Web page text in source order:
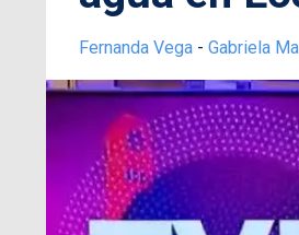
Fernanda Vega - Gabriela